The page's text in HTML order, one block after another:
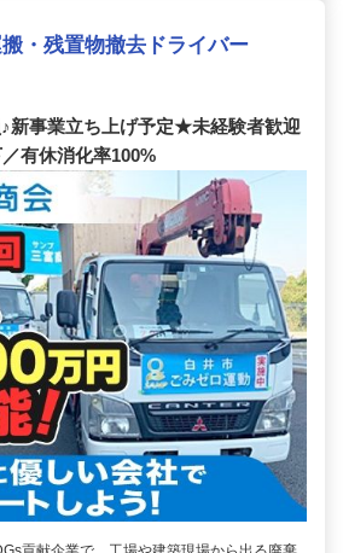
・残置物撤去ドライバー
新事業立ち上げ予定★未経験者歓迎
有休消化率100%